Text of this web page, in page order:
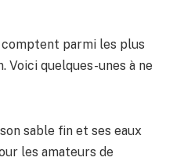
comptent parmi les plus
Voici quelques-unes à ne
sable fin et ses eaux
les amateurs de